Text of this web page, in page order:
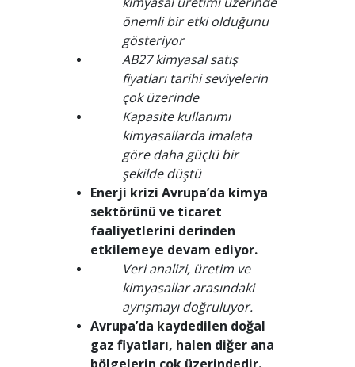
önemli bir etki olduğunu
gösteriyor
AB27 kimyasal satış
fiyatları tarihi seviyelerin
çok üzerinde
Kapasite kullanımı
kimyasallarda imalata
göre daha güçlü bir
şekilde düştü
Enerji krizi Avrupa’da kimya
sektörünü ve ticaret
faaliyetlerini derinden
etkilemeye devam ediyor.
Veri analizi, üretim ve
kimyasallar arasındaki
ayrışmayı doğruluyor.
Avrupa’da kaydedilen doğal
gaz fiyatları, halen diğer ana